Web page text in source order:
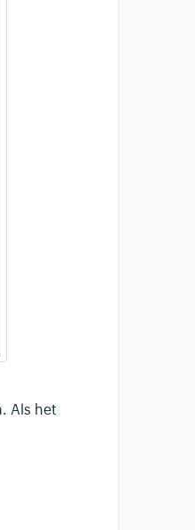
Als het